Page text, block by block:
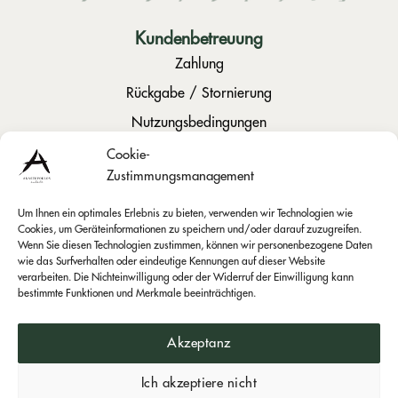
Cookie-
Zustimmungsmanagement
Um Ihnen ein optimales Erlebnis zu bieten, verwenden wir Technologien wie
Cookies, um Geräteinformationen zu speichern und/oder darauf zuzugreifen.
Wenn Sie diesen Technologien zustimmen, können wir personenbezogene Daten
wie das Surfverhalten oder eindeutige Kennungen auf dieser Website
verarbeiten. Die Nichteinwilligung oder der Widerruf der Einwilligung kann
bestimmte Funktionen und Merkmale beeinträchtigen.
Akzeptanz
Ich akzeptiere nicht
Kundenbetreuung
Zahlung
Rückgabe / Stornierung
Nutzungsbedingungen
Persönliche Daten
Soziales
Instagram
Facebook